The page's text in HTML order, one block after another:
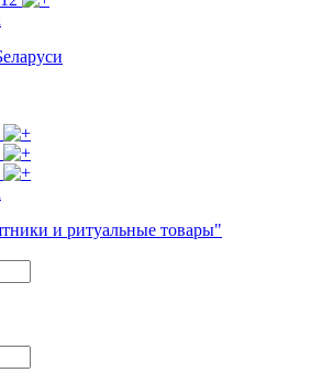
и ритуальные товары"